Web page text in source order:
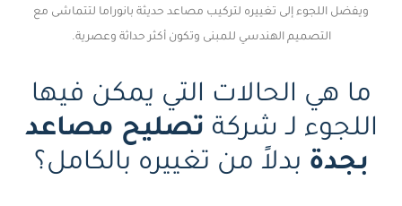
ويفضل اللجوء إلى تغييره لتركيب مصاعد حديثة بانوراما لتتماشى مع
التصميم الهندسي للمبنى وتكون أكثر حداثة وعصرية.
ما هي الحالات التي يمكن فيها
اللجوء لـ شركة تصليح مصاعد
بجدة بدلاً من تغييره بالكامل؟